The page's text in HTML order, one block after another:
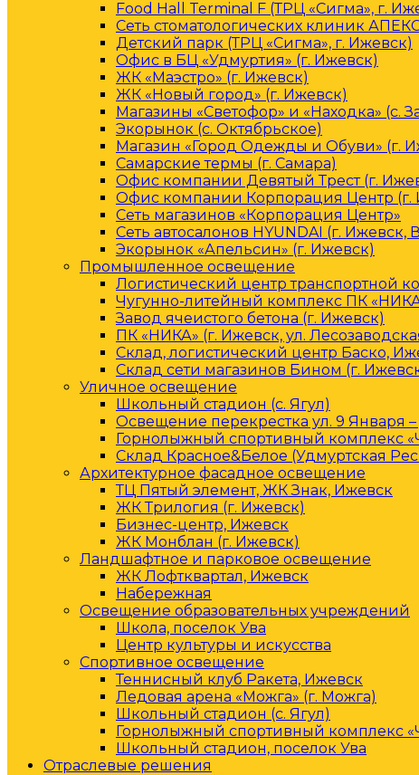
Food Hall Terminal F (ТРЦ «Сигма», г.
Сеть стоматологических клиник
Детский парк (ТРЦ «Сигма», г. Ижевск)
Офис в БЦ «Удмуртия» (г. Ижевск)
ЖК «Маэстро» (г. Ижевск)
ЖК «Новый город» (г. Ижевск)
Магазины «Светофор» и «Находка» (с.
Экорынок (с. Октябрьское)
Магазин «Город Одежды и Обуви» (г.
Самарские термы (г. Самара)
Офис компании Девятый Трест (г.
Офис компании Корпорация Центр (г.
Сеть магазинов «Корпорация Центр»
Сеть автосалонов HYUNDAI (г. Ижевск,
Экорынок «Апельсин» (г. Ижевск)
Промышленное освещение
Логистический центр транспортной
Чугунно-литейный комплекс ПК
Завод ячеистого бетона (г. Ижевск)
ПК «НИКА» (г. Ижевск, ул.
Склад, логистический центр Баско,
Склад сети магазинов Бином (г.
Уличное освещение
Школьный стадион (с. Ягул)
Освещение перекрестка ул. 9 Января
Горнолыжный спортивный комплекс
Склад Красное&Белое (Удмуртская
Архитектурное фасадное освещение
ТЦ Пятый элемент, ЖК Знак, Ижевск
ЖК Трилогия (г. Ижевск)
Бизнес-центр, Ижевск
ЖК Монблан (г. Ижевск)
Ландшафтное и парковое освещение
ЖК Лофтквартал, Ижевск
Набережная
Освещение образовательных учреждений
Школа, поселок Ува
Центр культуры и искусства
Спортивное освещение
Теннисный клуб Ракета, Ижевск
Ледовая арена «Можга» (г. Можга)
Школьный стадион (с. Ягул)
Горнолыжный спортивный комплекс
Школьный стадион, поселок Ува
Отраслевые решения